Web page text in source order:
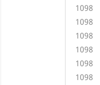
1098
1098
1098
1098
1098
1098